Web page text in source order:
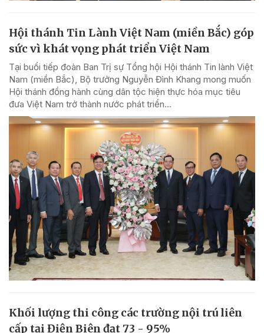
Hội thánh Tin Lành Việt Nam (miền Bắc) góp
sức vì khát vọng phát triển Việt Nam
Tại buổi tiếp đoàn Ban Trị sự Tổng hội Hội thánh Tin lành Việt
Nam (miền Bắc), Bộ trưởng Nguyễn Đình Khang mong muốn
Hội thánh đồng hành cùng dân tộc hiện thực hóa mục tiêu
đưa Việt Nam trở thành nước phát triển...
Khối lượng thi công các trường nội trú liên
cấp tại Điện Biên đạt 73 - 95%